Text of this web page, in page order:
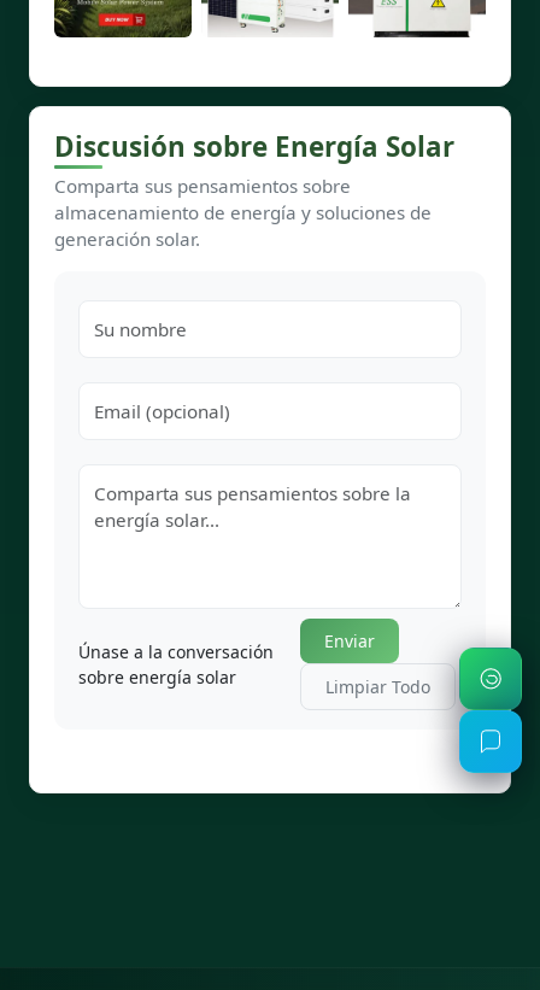
Discusión sobre Energía Solar
Comparta sus pensamientos sobre
almacenamiento de energía y soluciones de
generación solar.
Únase a la conversación
sobre energía solar
Enviar
Limpiar Todo